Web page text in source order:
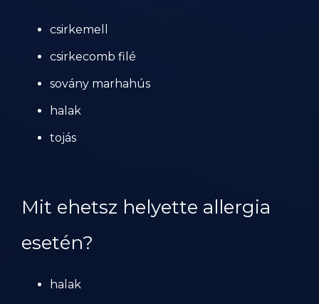
csirkemell
csirkecomb filé
sovány marhahús
halak
tojás
Mit ehetsz helyette allergia
esetén?
halak